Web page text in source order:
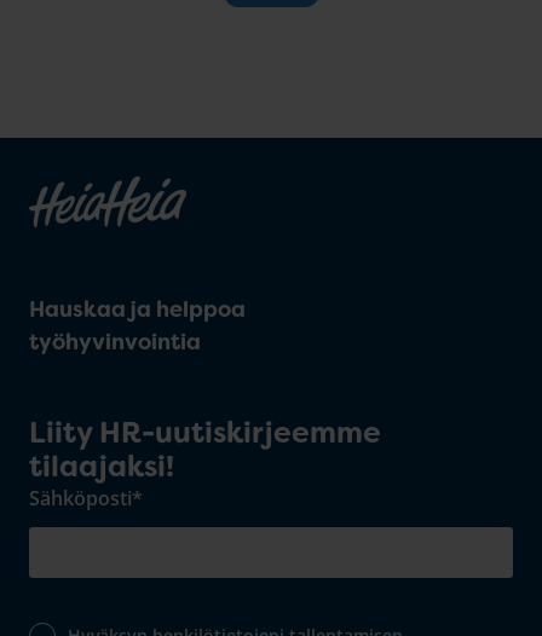
Hauskaa ja helppoa
työhyvinvointia
Liity HR-uutiskirjeemme
tilaajaksi!
Sähköposti*